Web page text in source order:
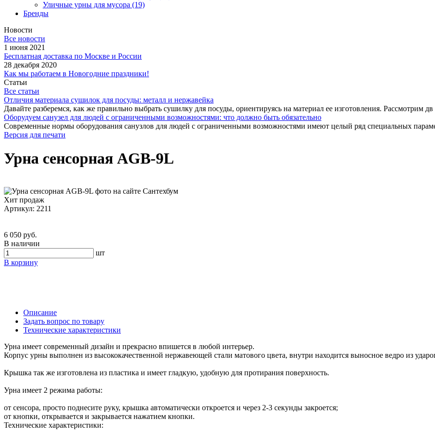
Уличные урны для мусора (19)
Бренды
Новости
Все новости
1 июня 2021
Бесплатная доставка по Москве и России
28 декабря 2020
Как мы работаем в Новогодние праздники!
Статьи
Все статьи
Отличия материала сушилок для посуды: металл и нержавейка
Давайте разберемся, как же правильно выбрать сушилку для посуды, ориентируясь на материал ее изготовления. Рассмотрим дв
Оборудуем санузел для людей с ограниченными возможностями: что должно быть обязательно
Современные нормы оборудования санузлов для людей с ограниченными возможностями имеют целый ряд специальных
Версия для печати
Урна сенсорная AGB-9L
Хит продаж
Артикул: 2211
6 050 руб.
В наличии
шт
В корзину
Описание
Задать вопрос по товару
Технические характеристики
Урна имеет современный дизайн и прекрасно впишется в любой интерьер.
Корпус урны выполнен из высококачественной нержавеющей стали матового цвета, внутри находится выносное ведро из
Крышка так же изготовлена из пластика и имеет гладкую, удобную для протирания поверхность.
Урна имеет 2 режима работы:
от сенсора, просто поднесите руку, крышка автоматически откроется и через 2-3 секунды закроется;
от кнопки, открывается и закрывается нажатием кнопки.
Технические характеристики: